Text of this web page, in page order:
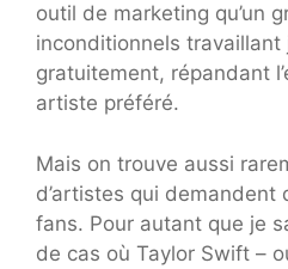
outil de marketing qu’un
inconditionnels
gratuitement, répandant
artiste préféré.
Mais on trouve aussi
d’artistes qui demandent
fans. Pour autant que je
de cas où Taylor Swift –